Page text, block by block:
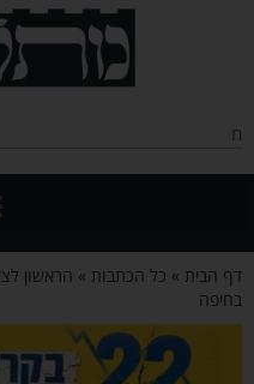
הבית»כל הכתבות»הראשון לציון